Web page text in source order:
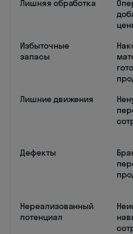
Лишняя обработка
Избыточные
запасы
Лишние движения
Дефекты
Нереализованный
потенциал